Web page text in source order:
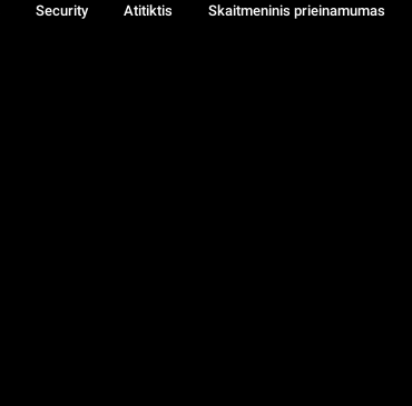
Security Atitiktis Skaitmeninis prieinamumas